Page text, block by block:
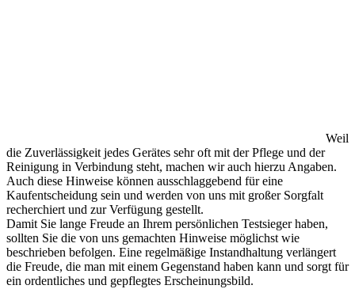
Weil
die Zuverlässigkeit jedes Gerätes sehr oft mit der Pflege und der
Reinigung in Verbindung steht, machen wir auch hierzu Angaben.
Auch diese Hinweise können ausschlaggebend für eine
Kaufentscheidung sein und werden von uns mit großer Sorgfalt
recherchiert und zur Verfügung gestellt.
Damit Sie lange Freude an Ihrem persönlichen Testsieger haben,
sollten Sie die von uns gemachten Hinweise möglichst wie
beschrieben befolgen. Eine regelmäßige Instandhaltung verlängert
die Freude, die man mit einem Gegenstand haben kann und sorgt für
ein ordentliches und gepflegtes Erscheinungsbild.